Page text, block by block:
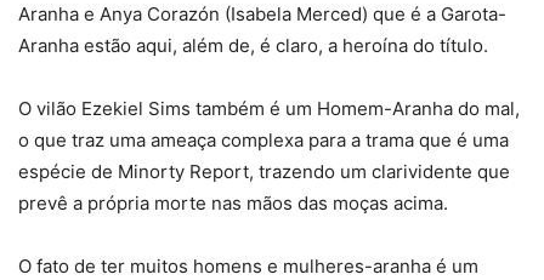
Aranha e Anya Corazón (Isabela Merced) que é a Garota-
Aranha estão aqui, além de, é claro, a heroína do título.
O vilão Ezekiel Sims também é um Homem-Aranha do mal,
o que traz uma ameaça complexa para a trama que é uma
espécie de Minorty Report, trazendo um clarividente que
prevê a própria morte nas mãos das moças acima.
O fato de ter muitos homens e mulheres-aranha é um